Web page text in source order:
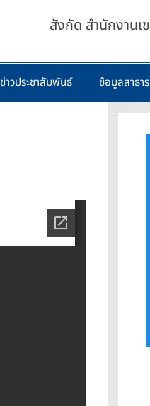
สังกัด สำนักงาน
ข่าวประชาสัมพันธ์ ข้อมูลสาธา